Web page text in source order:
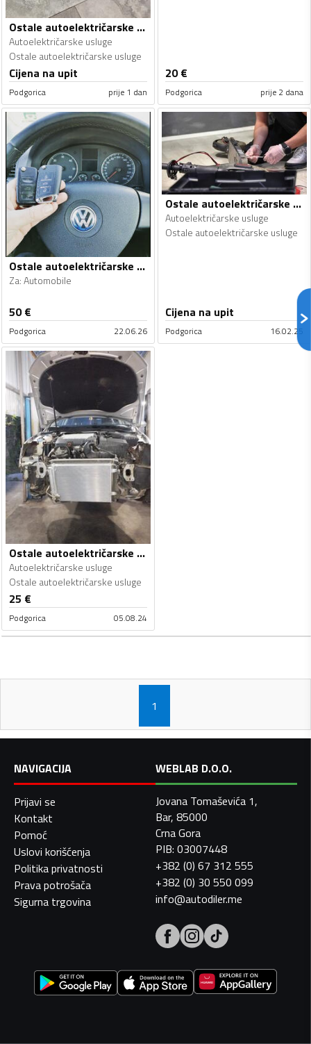
Ostale autoelektričarske usluge - Autoelektričarske usluge
Autoelektričarske usluge
Ostale autoelektričarske usluge
Cijena na upit
Podgorica prije 1 dan
20€
Podgorica prije 2 dana
Ostale autoelektričarske usluge - Autoelektričarske usluge
Za:Automobile
50€
Podgorica 22.06.26
Ostale autoelektričarske usluge - Autoelektričarske usluge
Autoelektričarske usluge
Ostale autoelektričarske usluge
Cijena na upit
Podgorica 16.02.25
Ostale autoelektričarske usluge - Autoelektričarske usluge
Autoelektričarske usluge
Ostale autoelektričarske usluge
25 €
Podgorica 05.08.24
1
NAVIGACIJA
Prijavi se
Kontakt
Pomoć
Uslovi korišćenja
Politika privatnosti
Prava potrošača
Sigurna trgovina
WEBLAB D.O.O.
Jovana Tomaševića 1,
Bar, 85000
Crna Gora
PIB: 03007448
+382 (0) 67 312 555
+382 (0) 30 550 099
info@autodiler.me